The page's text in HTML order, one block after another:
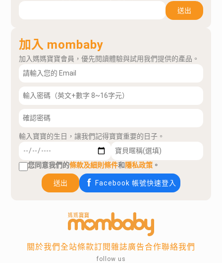
送出
加入 mombaby
加入媽媽寶寶會員，優先閱讀體驗與試用我們提供的產品。
輸入寶寶的生日，讓我們記得寶寶重要的日子。
您同意我們的條款及細則條件和隱私政策 。
送出 Facebook 帳號快速登入
關於我們全站條款訂閱雜誌廣告合作聯絡我們
follow us